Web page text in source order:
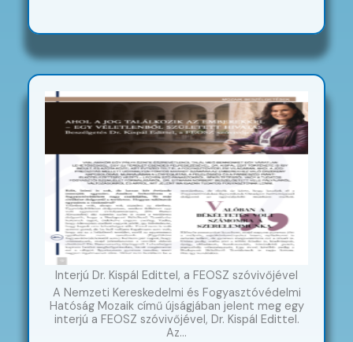
Interjú Dr. Kispál Edittel, a FEOSZ szóvivőjével
A Nemzeti Kereskedelmi és Fogyasztóvédelmi
Hatóság Mozaik című újságjában jelent meg egy
interjú a FEOSZ szóvivőjével, Dr. Kispál Edittel.
Az…